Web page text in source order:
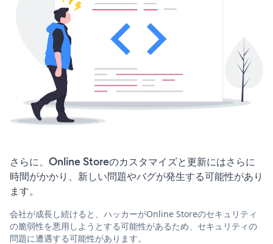
さらに、Online Storeのカスタマイズと更新にはさらに
時間がかかり、新しい問題やバグが発生する可能性があり
ます。
会社が成長し続けると、ハッカーがOnline Storeのセキュリティ
の脆弱性を悪用しようとする可能性があるため、セキュリティの
問題に遭遇する可能性があります。